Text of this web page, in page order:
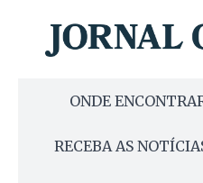
ONDE
RECEBA AS